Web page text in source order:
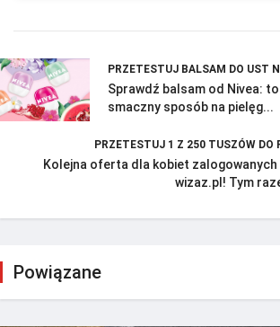
PRZETESTUJ BALSAM DO UST
Sprawdź balsam od Nivea:
smaczny sposób na pielęg...
PRZETESTUJ 1 Z 250 TUSZÓW DO
Kolejna oferta dla kobiet zalogowanych
wizaz.pl! Tym
Powiązane